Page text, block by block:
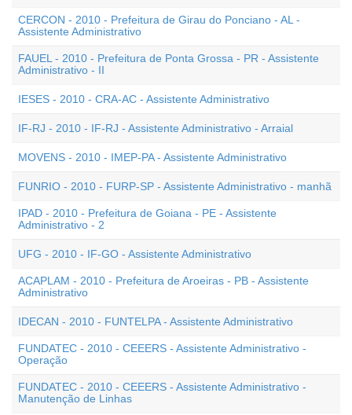
CERCON - 2010 - Prefeitura de Girau do Ponciano - AL -
Assistente Administrativo
FAUEL - 2010 - Prefeitura de Ponta Grossa - PR - Assistente
Administrativo - II
IESES - 2010 - CRA-AC - Assistente Administrativo
IF-RJ - 2010 - IF-RJ - Assistente Administrativo - Arraial
MOVENS - 2010 - IMEP-PA - Assistente Administrativo
FUNRIO - 2010 - FURP-SP - Assistente Administrativo - manhã
IPAD - 2010 - Prefeitura de Goiana - PE - Assistente
Administrativo - 2
UFG - 2010 - IF-GO - Assistente Administrativo
ACAPLAM - 2010 - Prefeitura de Aroeiras - PB - Assistente
Administrativo
IDECAN - 2010 - FUNTELPA - Assistente Administrativo
FUNDATEC - 2010 - CEEERS - Assistente Administrativo -
Operação
FUNDATEC - 2010 - CEEERS - Assistente Administrativo -
Manutenção de Linhas